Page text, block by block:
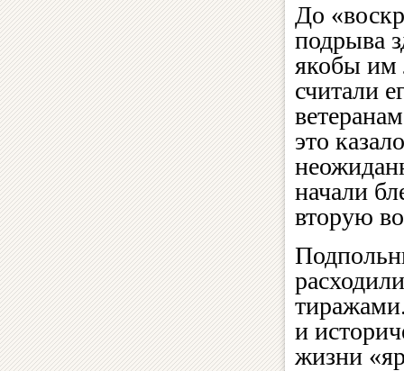
До
подрыва
якобы им
считали
это
начали
вторую
и
жизни